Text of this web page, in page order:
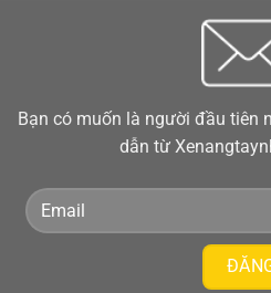
Bạn có muốn là người đầu tiên
dẫn từ